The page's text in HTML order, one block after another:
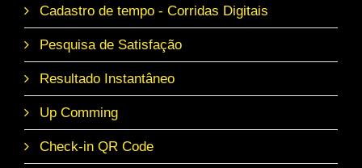
Cadastro de tempo - Corridas Digitais
Pesquisa de Satisfação
Resultado Instantâneo
Up Comming
Check-in QR Code